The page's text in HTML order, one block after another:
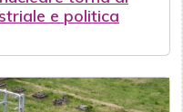
e politica